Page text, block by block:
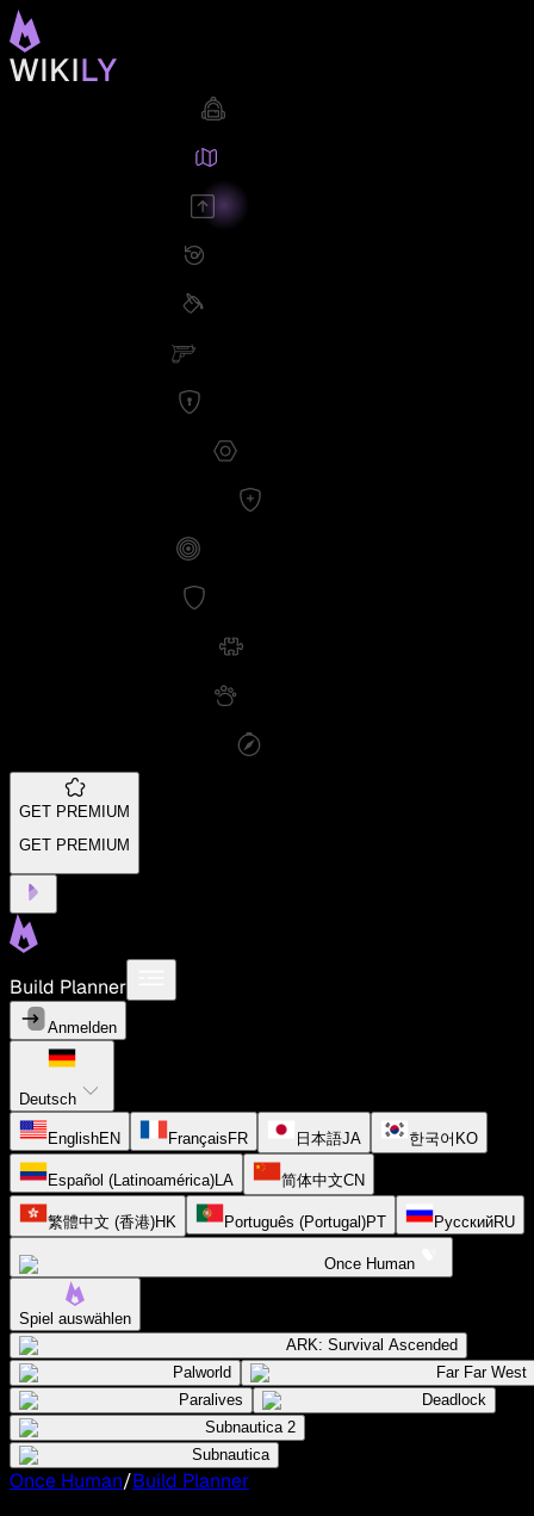
GET PREMIUM
GET PREMIUM
Build Planner
Anmelden
Deutsch
EnglishEN FrançaisFR 日本語JA 한국어 KO
Español (Latinoamérica)LA 简体中文CN
繁體中文 (香港)HK Português (Portugal)PT РусскийRU
Once Human
Spiel auswählen
ARK: Survival Ascended
Palworld
Far Far West
Paralives
Deadlock
Subnautica 2
Subnautica
Once Human/Build Planner